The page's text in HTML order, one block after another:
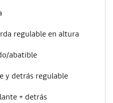
regulable en altura
abatible
y detrás regulable
+ detrás